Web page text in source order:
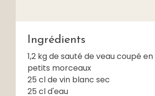
Ingrédients
1,2 kg de sauté de veau coupé en
petits morceaux
25 cl de vin blanc sec
25 cl d'eau